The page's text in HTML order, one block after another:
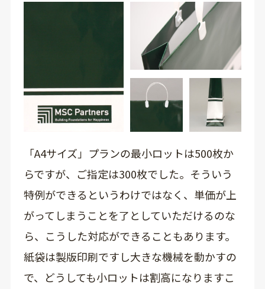
「A4サイズ」プランの最小ロットは500枚か
らですが、ご指定は300枚でした。そういう
特例ができるというわけではなく、単価が上
がってしまうことを了としていただけるのな
ら、こうした対応ができることもあります。
紙袋は製版印刷ですし大きな機械を動かすの
で、どうしても小ロットは割高になりますこ